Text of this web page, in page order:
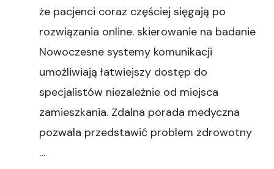
wersji
cyfrowej
że pacjenci coraz częściej sięgają po
rozwiązania online. skierowanie na badanie
Nowoczesne systemy komunikacji
umożliwiają łatwiejszy dostęp do
specjalistów niezależnie od miejsca
zamieszkania. Zdalna porada medyczna
pozwala przedstawić problem zdrowotny
…